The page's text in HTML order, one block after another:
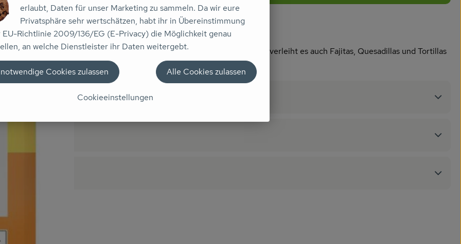
keine passenden Rezepte gefunden.
der mexikanischen Küche. Mit Paprika, Koriander und Kreuzkümmel verleiht es auch Fajitas, Quesadillas und Tortillas
erlaubt, Daten für unser Marketing zu sammeln. Da wir eure
Privatsphäre sehr wertschätzen, habt ihr in Übereinstimmung
Richtlinie 2009/136/EG (E-Privacy) die Möglichkeit genau
an welche Dienstleister ihr Daten weitergebt.
Cookieeinstellungen
Cookies zulassen Alle Cookies zulassen